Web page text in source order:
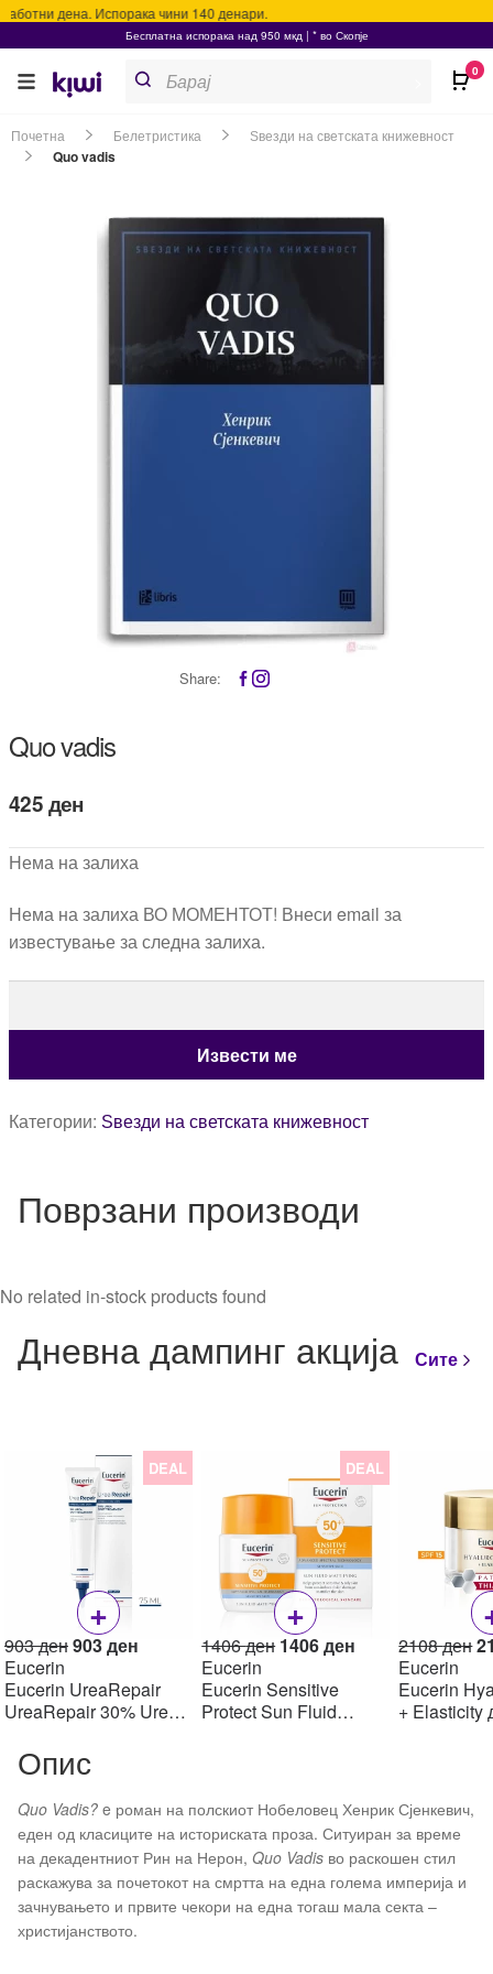
дена. Испорака чини 140 денари.
Бесплатна испорака над 950 мкд | * во Скопје
search
Почетна Белетристика Ѕвезди на светската книжевност
Quo vadis
Share:
Quo vadis
425ден
Нема на залиха
Нема на залиха ВО МОМЕНТОТ! Внеси email за
известување за следна залиха.
Категории: Ѕвезди на светската книжевност
Поврзани производи
No related in-stock products found
Дневна дампинг акција Сите
DEAL
+
903денOriginal
was:
903 ден.
903ден
is:
903 ден.
Eucerin
Eucerin UreaRepair
UreaRepair 30% Urea
30% уреа 75 мл
DEAL
+
1406ден Original
was:
1406 ден.
1406ден Current
1406 ден.
Eucerin
Eucerin Sensitive
Protect Sun Fluid
2108ден
Eucerin
Eucerin
+ Elasticity
Опис
Quo Vadis? e роман на полскиот Нобеловец Хенрик Сјенкевич,
еден од класиците на историската проза. Ситуиран за време
на декадентниот Рин на Нерон, Quo Vadis во раскошен стил
раскажува за почетокот на смртта на една голема империја и
зачнувањето и првите чекори на една тогаш мала секта –
христијанството.
0